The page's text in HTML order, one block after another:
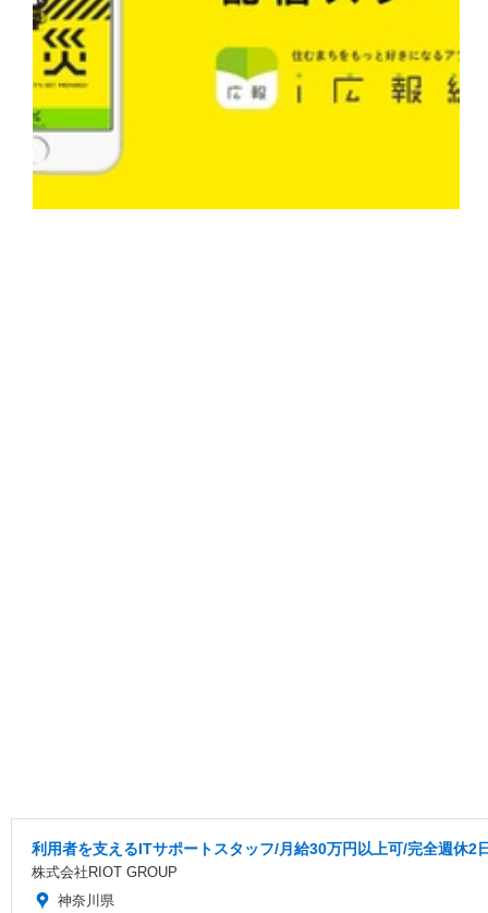
利用者を支えるITサポートスタッフ/月給30万円以上可/完全週休2
株式会社RIOT GROUP
神奈川県